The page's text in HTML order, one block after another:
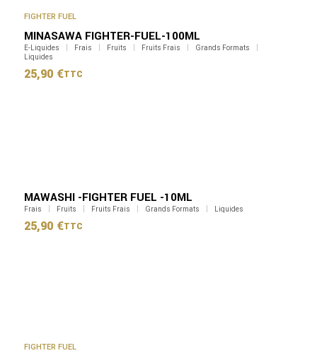
FIGHTER FUEL
MINASAWA FIGHTER-FUEL-100ML
E-Liquides Frais Fruits Fruits Frais
Grands Formats
Liquides
25,90 €TTC
MAWASHI -FIGHTER FUEL -10ML
Frais Fruits Fruits Frais Grands Formats Liquides
25,90 €TTC
FIGHTER FUEL